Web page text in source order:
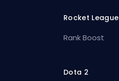
Rocket League
Rank Boost
Dota 2